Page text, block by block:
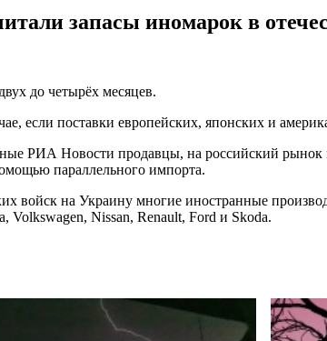
запасы иномарок в
до четырёх месяцев.
если поставки европейских, японских и
РИА Новости продавцы, на российский рынок
параллельного импорта.
войск на Украину многие иностранные
Volkswagen, Nissan, Renault, Ford и Skoda.